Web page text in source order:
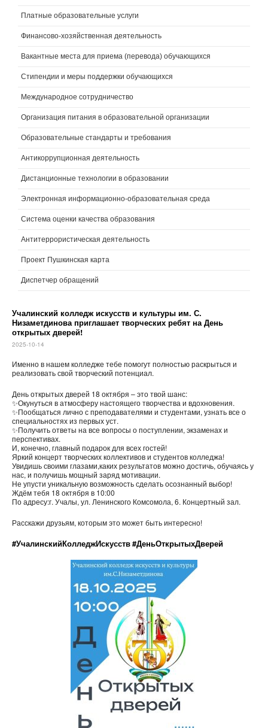
Платные образовательные услуги
Финансово-хозяйственная деятельность
Вакантные места для приема (перевода) обучающихся
Стипендии и меры поддержки обучающихся
Международное сотрудничество
Организация питания в образовательной организации
Образовательные стандарты и требования
Антикоррупционная деятельность
Дистанционные технологии в образовании
Электронная информационно-образовательная среда
Система оценки качества образования
Антитеррористическая деятельность
Проект Пушкинская карта
Диспетчер обращений
Учалинский колледж искусств и культуры им. С.
Низаметдинова приглашает творческих ребят на День
открытых дверей!
2025-10-14
Именно в нашем колледже тебе помогут полностью раскрыться и
реализовать свой творческий потенциал.
День открытых дверей 18 октября – это твой шанс:
✨Окунуться в атмосферу настоящего творчества и вдохновения.
✨Пообщаться лично с преподавателями и студентами, узнать все о
специальностях из первых уст.
✨Получить ответы на все вопросы о поступлении, экзаменах и
перспективах.
И, конечно, главный подарок для всех гостей!
Яркий концерт творческих коллективов и студентов колледжа!
Увидишь своими глазами,каких результатов можно достичь, обучаясь у
нас, и получишь мощный заряд мотивации.
Не упусти уникальную возможность сделать осознанный выбор!
Ждём тебя 18 октября в 10:00
По адресу:г. Учалы, ул. Ленинского Комсомола, 6. Концертный зал.
Расскажи друзьям, которым это может быть интересно!
#УчалинскийКолледжИскусств#ДеньОткрытыхДверей